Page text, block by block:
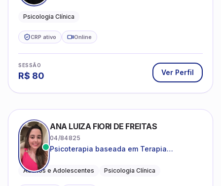
Psicologia Clínica
CRP ativo Online
SESSÃO
R$ 80 Ver Perfil
ANA LUIZA FIORI DE FREITAS
04/84825
Psicoterapia baseada em Terapia
Adultos e Adolescentes Psicologia Clínica